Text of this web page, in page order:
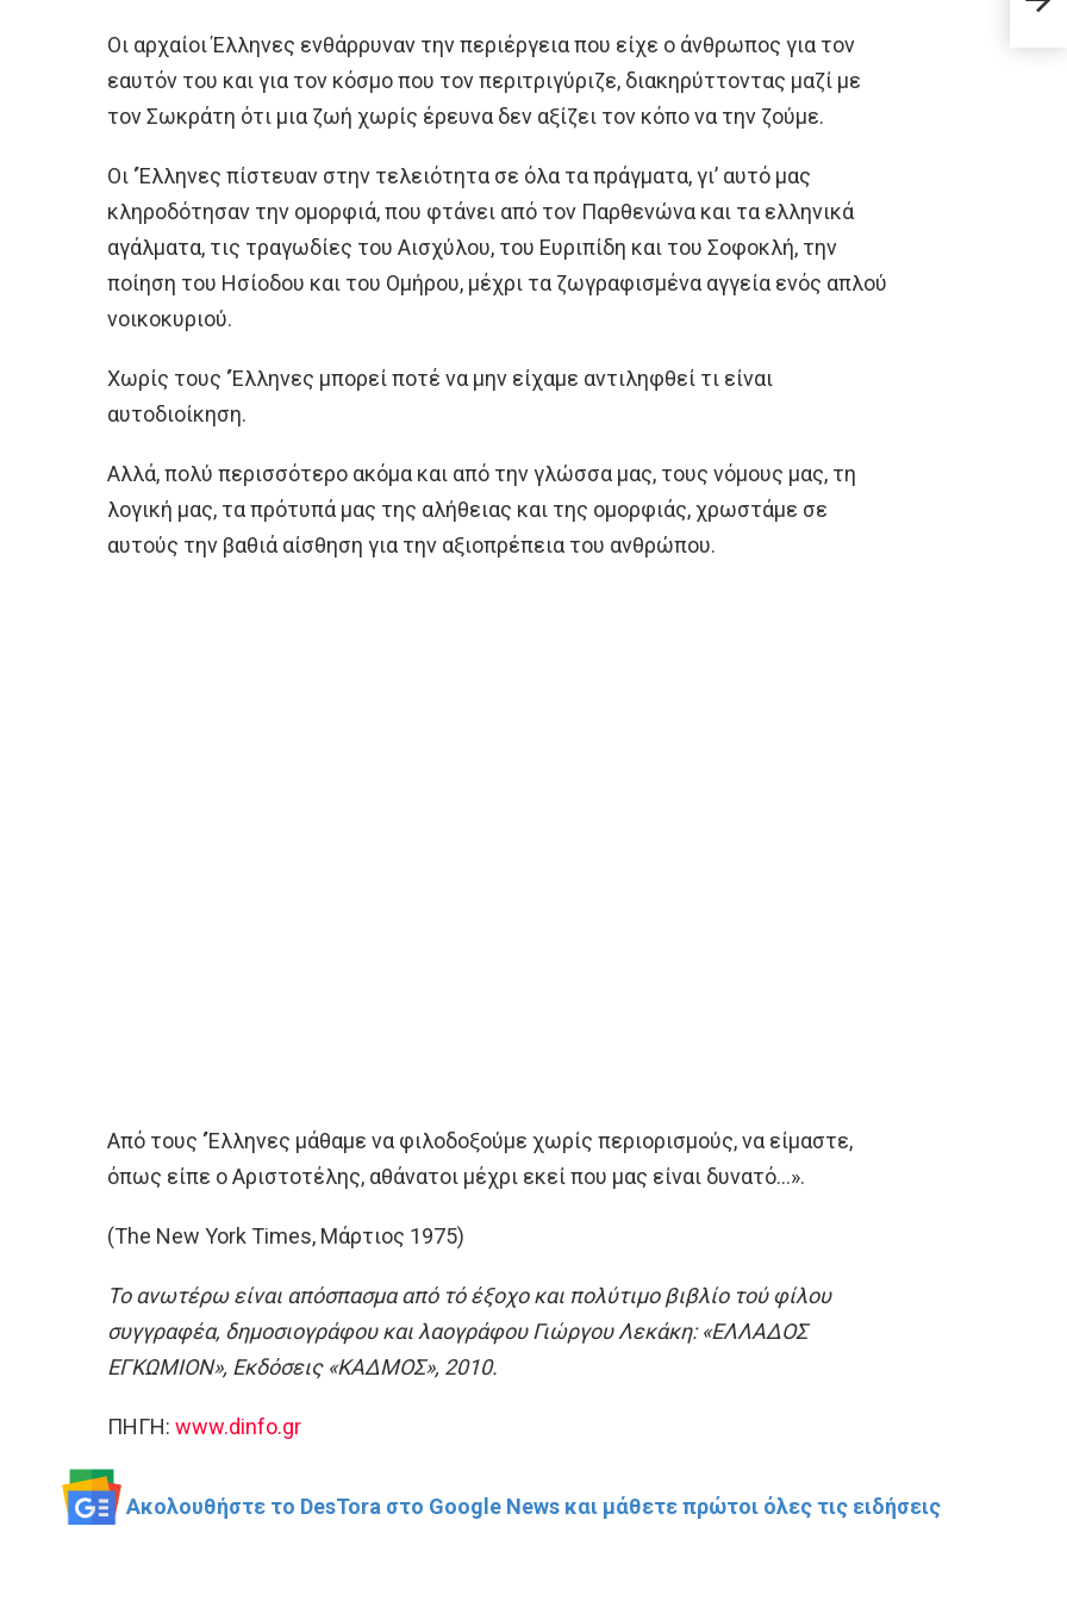
Οι αρχαίοι Έλληνες ενθάρρυναν την περιέργεια που είχε ο άνθρωπος για τον
εαυτόν του και για τον κόσμο που τον περιτριγύριζε, διακηρύττοντας μαζί με
τον Σωκράτη ότι μια ζωή χωρίς έρευνα δεν αξίζει τον κόπο να την ζούμε.
Οι ‘Έλληνες πίστευαν στην τελειότητα σε όλα τα πράγματα, γιʼ αυτό μας
κληροδότησαν την ομορφιά, που φτάνει από τον Παρθενώνα και τα ελληνικά
αγάλματα, τις τραγωδίες του Αισχύλου, του Ευριπίδη και του Σοφοκλή, την
ποίηση του Ησίοδου και του Ομήρου, μέχρι τα ζωγραφισμένα αγγεία ενός απλού
νοικοκυριού.
Χωρίς τους ‘Έλληνες μπορεί ποτέ να μην είχαμε αντιληφθεί τι είναι
αυτοδιοίκηση.
Αλλά, πολύ περισσότερο ακόμα και από την γλώσσα μας, τους νόμους μας, τη
λογική μας, τα πρότυπά μας της αλήθειας και της ομορφιάς, χρωστάμε σε
αυτούς την βαθιά αίσθηση για την αξιοπρέπεια του ανθρώπου.
Από τους ‘Έλληνες μάθαμε να φιλοδοξούμε χωρίς περιορισμούς, να είμαστε,
όπως είπε ο Αριστοτέλης, αθάνατοι μέχρι εκεί που μας είναι δυνατό…».
(The New York Times, Μάρτιος 1975)
Το ανωτέρω είναι απόσπασμα από τό έξοχο και πολύτιμο βιβλίο τού φίλου
συγγραφέα, δημοσιογράφου και λαογράφου Γιώργου Λεκάκη: «ΕΛΛΑΔΟΣ
ΕΓΚΩΜΙΟΝ», Εκδόσεις «ΚΑΔΜΟΣ», 2010.
ΠΗΓΗ: www.dinfo.gr
Ακολουθήστε το DesTora στο Google News και μάθετε πρώτοι όλες τις ειδήσεις
τη